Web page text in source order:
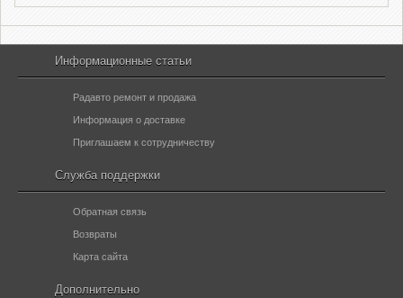
Информационные статьи
Радавто ремонт и продажа
Информация о доставке
Приглашаем к сотрудничеству
Служба поддержки
Обратная связь
Возвраты
Карта сайта
Дополнительно